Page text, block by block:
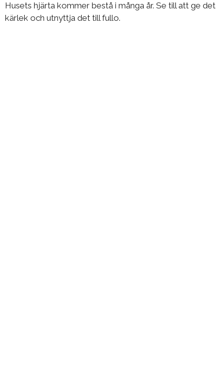
Husets hjärta kommer bestå i många år. Se till att ge det
kärlek och utnyttja det till fullo.